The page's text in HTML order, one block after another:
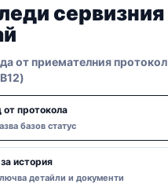
сервизния
от приемателния
от протокола
базов статус
история
детайли и документи